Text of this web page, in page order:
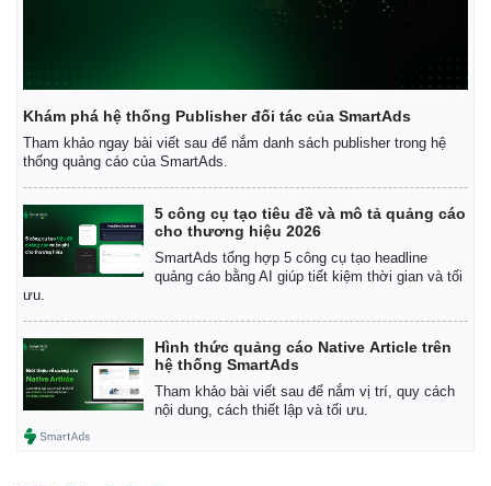
Khám phá hệ thống Publisher đối tác của SmartAds
Tham khảo ngay bài viết sau để nắm danh sách publisher trong hệ
thống quảng cáo của SmartAds.
5 công cụ tạo tiêu đề và mô tả quảng cáo
cho thương hiệu 2026
SmartAds tổng hợp 5 công cụ tạo headline
quảng cáo bằng AI giúp tiết kiệm thời gian và tối
ưu.
Hình thức quảng cáo Native Article trên
hệ thống SmartAds
Tham khảo bài viết sau để nắm vị trí, quy cách
nội dung, cách thiết lập và tối ưu.